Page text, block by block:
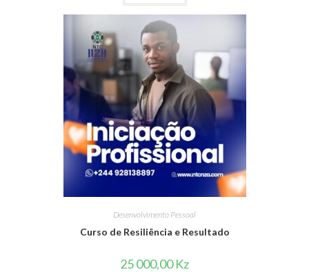
180
000,00 Kz.
000,00 Kz.
Desenvolvimento Pessoal
Curso de Resiliência e Resultado
25 000,00Kz